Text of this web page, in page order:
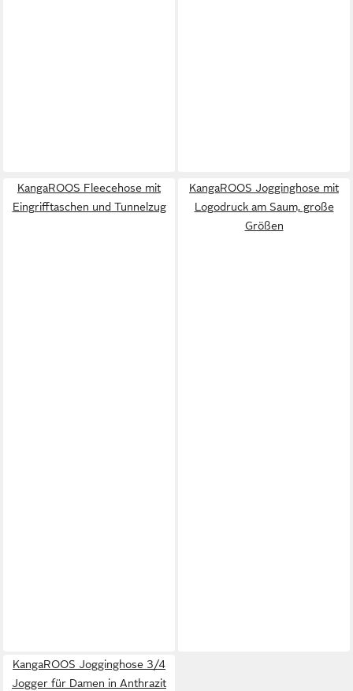
KangaROOS Fleecehose mit
Eingrifftaschen und Tunnelzug
KangaROOS Jogginghose mit
Logodruck am Saum, große
Größen
KangaROOS Jogginghose 3/4
Jogger für Damen in Anthrazit